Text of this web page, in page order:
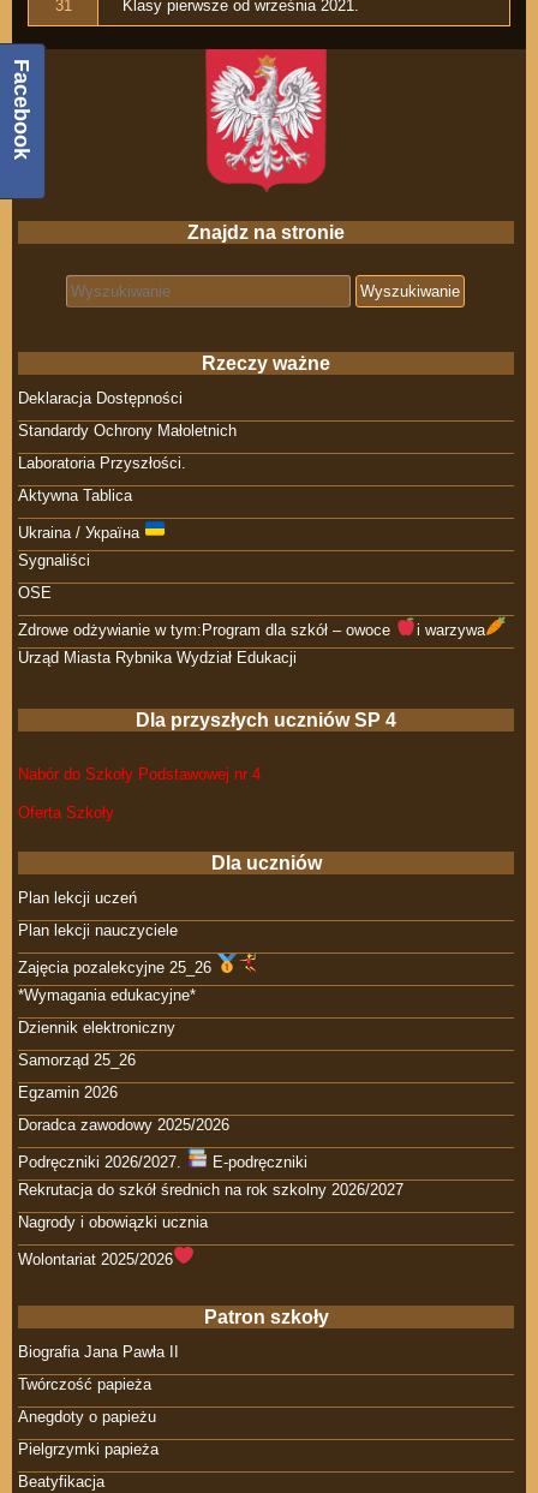
31 Klasy pierwsze od września 2021.
Znajdz na stronie
Search for:
Rzeczy ważne
Deklaracja Dostępności
Standardy Ochrony Małoletnich
Laboratoria Przyszłości.
Aktywna Tablica
Ukraina / Україна
Sygnaliści
OSE
Zdrowe odżywianie w tym:Program dla szkół – owoce
i warzywa
Urząd Miasta Rybnika Wydział Edukacji
Dla przyszłych uczniów SP 4
Nabór do Szkoły Podstawowej nr 4
Oferta Szkoły
Dla uczniów
Plan lekcji uczeń
Plan lekcji nauczyciele
Zajęcia pozalekcyjne 25_26
*Wymagania edukacyjne*
Dziennik elektroniczny
Samorząd 25_26
Egzamin 2026
Doradca zawodowy 2025/2026
Podręczniki 2026/2027.
E-podręczniki
Rekrutacja do szkół średnich na rok szkolny 2026/2027
Nagrody i obowiązki ucznia
Wolontariat 2025/2026
Patron szkoły
Biografia Jana Pawła II
Twórczość papieża
Anegdoty o papieżu
Pielgrzymki papieża
Beatyfikacja
Facebook